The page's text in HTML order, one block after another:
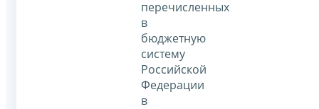
перечисленных
в
бюджетную
систему
Российской
Федерации
в